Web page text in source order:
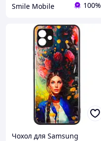
Smile Mobile 100%
Чохол для Samsung